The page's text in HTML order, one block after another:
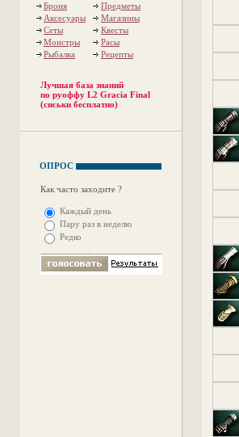
Броня
Предметы
Аксесуары
Магазины
Сеты
Квесты
Монстры
Расы
Рыбалка
Рецепты
Лучшая база знаний
по руоффу L2 Gracia Final
(сиськи бесплатно)
ОПРОС
Как часто заходите ?
Каждый день
Пару раз в неделю
Редко